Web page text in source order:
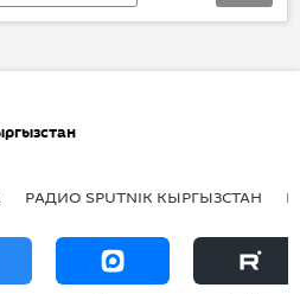
уролог
РАДИО SPUTNIK КЫРГЫЗСТАН